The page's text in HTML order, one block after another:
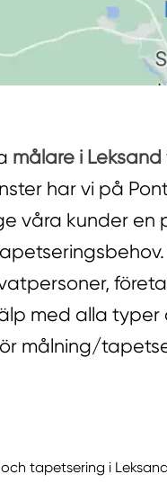
målare i Leksand
har vi på
våra kunder en
med alla typer
målning/
tapetsering i Leksand